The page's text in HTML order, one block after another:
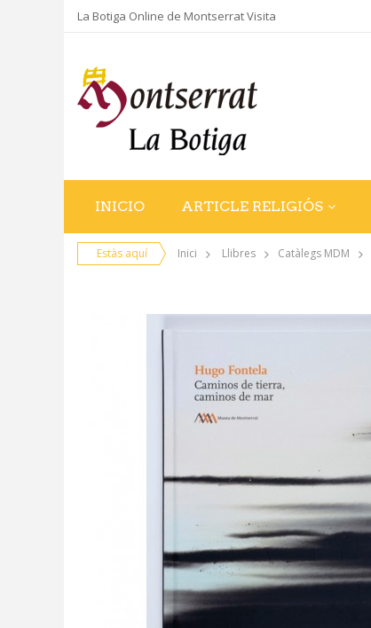
La Botiga Online de Montserrat Visita
INICIO ARTICLE RELIGIÓS
Estàs aquí Inici Llibres Catàlegs MDM